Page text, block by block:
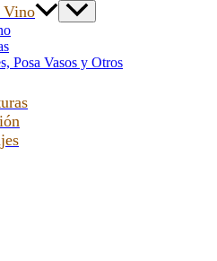
Vino
Posa Vasos y Otros